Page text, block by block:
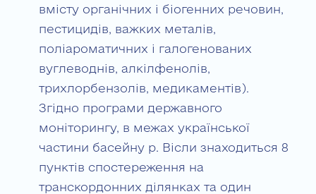
вмісту органічних і біогенних речовин,
пестицидів, важких металів,
поліароматичних і галогенованих
вуглеводнів, алкілфенолів,
трихлорбензолів, медикаментів).
Згідно програми державного
моніторингу, в межах української
частини басейну р. Вісли знаходиться 8
пунктів спостереження на
транскордонних ділянках та один